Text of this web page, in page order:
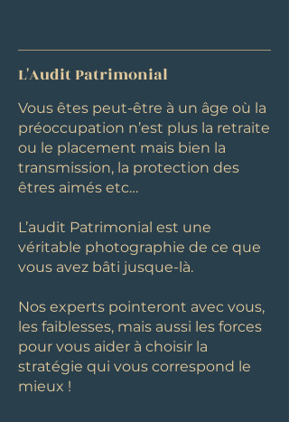
L'Audit Patrimonial
Vous êtes peut-être à un âge où la
préoccupation n’est plus la retraite
ou le placement mais bien la
transmission, la protection des
êtres aimés etc…
L’audit Patrimonial est une
véritable photographie de ce que
vous avez bâti jusque-là.
Nos experts pointeront avec vous,
les faiblesses, mais aussi les forces
pour vous aider à choisir la
stratégie qui vous correspond le
mieux !